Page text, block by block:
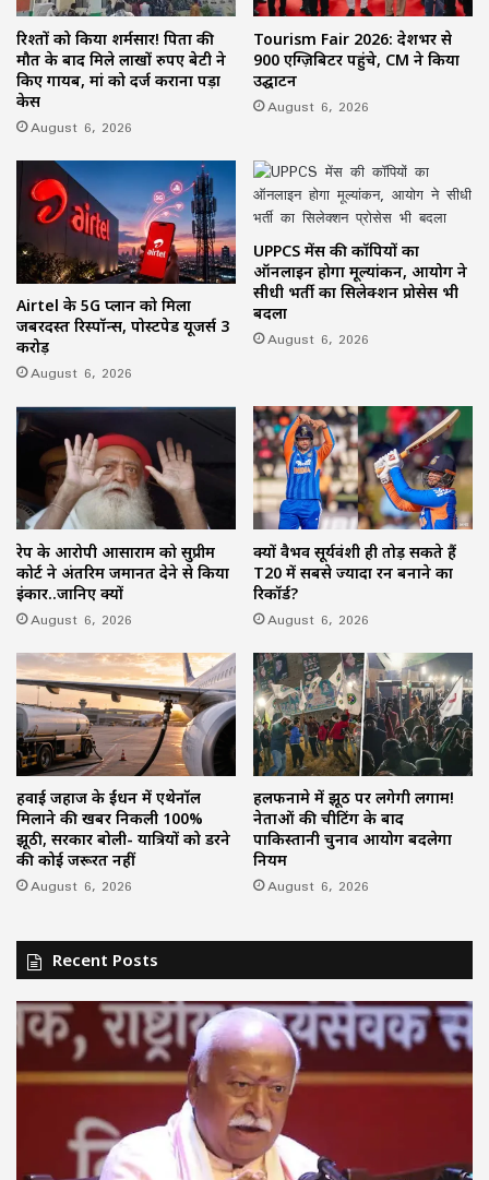
रिश्तों को किया शर्मसार! पिता की
मौत के बाद मिले लाखों रुपए बेटी ने
किए गायब, मां को दर्ज कराना पड़ा
केस
August 6, 2026
Tourism Fair 2026: देशभर से
900 एग्ज़िबिटर पहुंचे, CM ने किया
उद्घाटन
August 6, 2026
Airtel के 5G प्लान को मिला
जबरदस्त रिस्पॉन्स, पोस्टपेड यूजर्स 3
करोड़
August 6, 2026
UPPCS मेंस की कॉपियों का
ऑनलाइन होगा मूल्यांकन, आयोग ने
सीधी भर्ती का सिलेक्शन प्रोसेस भी
बदला
August 6, 2026
रेप के आरोपी आसाराम को सुप्रीम
कोर्ट ने अंतरिम जमानत देने से किया
इंकार..जानिए क्यों
August 6, 2026
क्यों वैभव सूर्यवंशी ही तोड़ सकते हैं
T20 में सबसे ज्यादा रन बनाने का
रिकॉर्ड?
August 6, 2026
हवाई जहाज के ईंधन में एथेनॉल
मिलाने की खबर निकली 100%
झूठी, सरकार बोली- यात्रियों को डरने
की कोई जरूरत नहीं
August 6, 2026
हलफनामे में झूठ पर लगेगी लगाम!
नेताओं की चीटिंग के बाद
पाकिस्तानी चुनाव आयोग बदलेगा
नियम
August 6, 2026
Recent Posts